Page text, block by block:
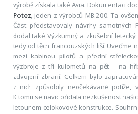
výrobě získala také Avia. Dokumentaci
Potez, jeden z výrobců MB.200. Ta
Část představovaly návrhy samotných
dodal také Výzkumný a zkušební
tedy od těch francouzských liší. Uveďme
mezi kabinou pilotů a přední
výzbroje z tří kulometů na pět – na
zdvojení zbraní. Celkem bylo
z nich způsobily neočekávané potíže,
K tomu se navíc přidala nezkušenost
letounem celokovové konstrukce.